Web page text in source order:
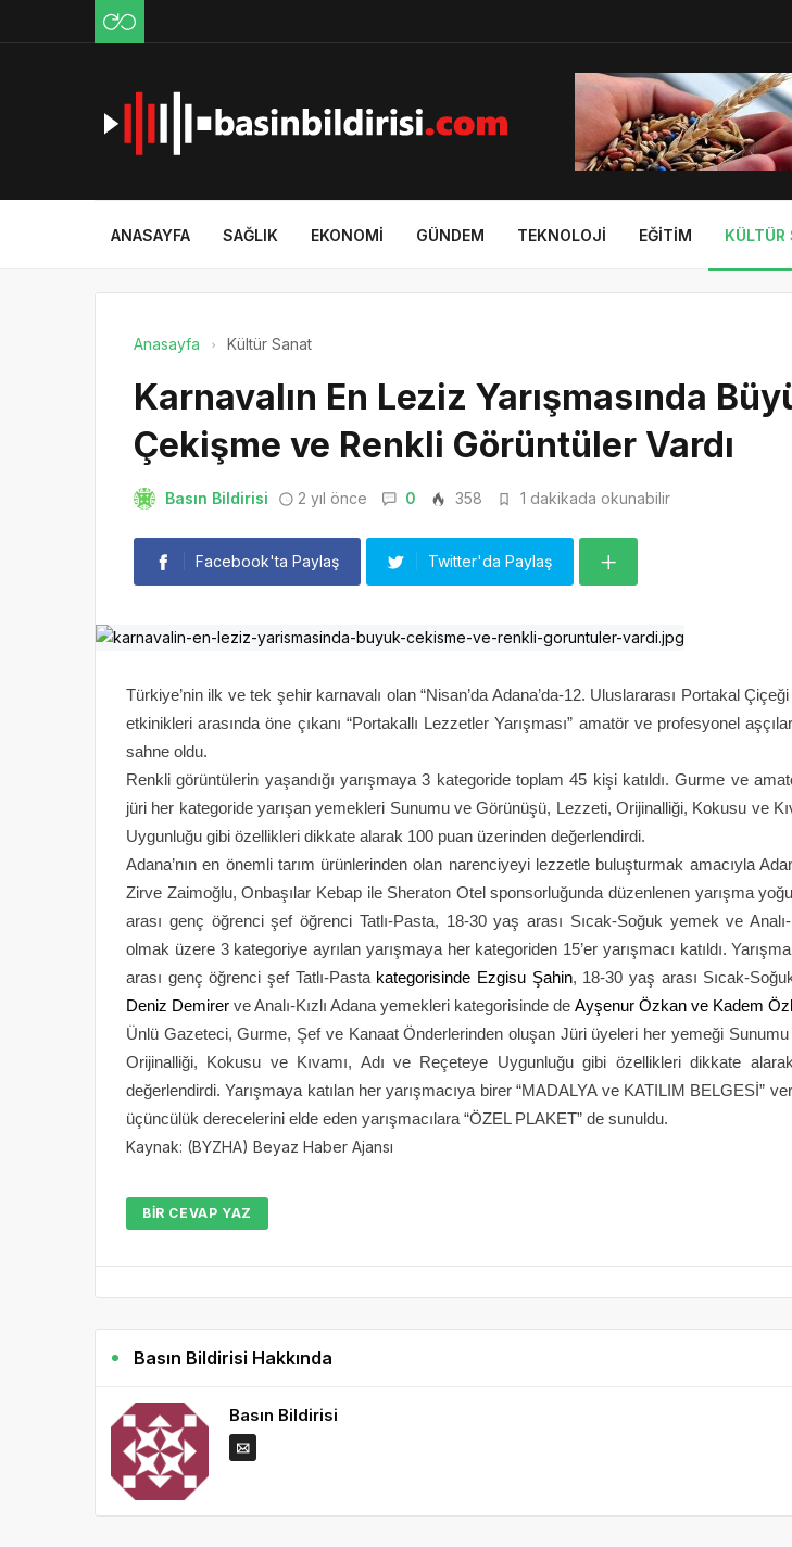
ANASAYFA SAĞLIK EKONOMI GÜNDEM TEKNOLOJI EĞITIM KÜLTÜR
Anasayfa Kültür Sanat
Karnavalın En Leziz Yarışmasında
Çekişme ve Renkli Görüntüler Vardı
Basın Bildirisi 2 yıl önce 0 358 1 dakikada okunabilir
Facebook'ta Paylaş Twitter'da Paylaş
Türkiye’nin ilk ve tek şehir karnavalı olan “Nisan’da Adana’da-12. Uluslararası Portakal Çiçeği
etkinikleri arasında öne çıkanı “Portakallı Lezzetler Yarışması” amatör ve profesyonel
sahne oldu.
Renkli görüntülerin yaşandığı yarışmaya 3 kategoride toplam 45 kişi katıldı. Gurme ve
jüri her kategoride yarışan yemekleri Sunumu ve Görünüşü, Lezzeti, Orijinalliği, Kokusu ve
Uygunluğu gibi özellikleri dikkate alarak 100 puan üzerinden değerlendirdi.
Adana’nın en önemli tarım ürünlerinden olan narenciyeyi lezzetle buluşturmak amacıyla
Zirve Zaimoğlu, Onbaşılar Kebap ile Sheraton Otel sponsorluğunda düzenlenen yarışma
arası genç öğrenci şef öğrenci Tatlı-Pasta, 18-30 yaş arası Sıcak-Soğuk yemek ve
olmak üzere 3 kategoriye ayrılan yarışmaya her kategoriden 15’er yarışmacı katıldı.
arası genç öğrenci şef Tatlı-Pasta kategorisinde Ezgisu Şahin, 18-30 yaş arası Sıcak-
Deniz Demirer ve Analı-Kızlı Adana yemekleri kategorisinde de Ayşenur Özkan ve Kadem
Ünlü Gazeteci, Gurme, Şef ve Kanaat Önderlerinden oluşan Jüri üyeleri her yemeği
Orijinalliği, Kokusu ve Kıvamı, Adı ve Reçeteye Uygunluğu gibi özellikleri dikkate
değerlendirdi. Yarışmaya katılan her yarışmacıya birer “MADALYA ve KATILIM BELGESİ”
üçüncülük derecelerini elde eden yarışmacılara “ÖZEL PLAKET” de sunuldu.
Kaynak: (BYZHA) Beyaz Haber Ajansı
BIR CEVAP YAZ
Basın Bildirisi Hakkında
Basın Bildirisi